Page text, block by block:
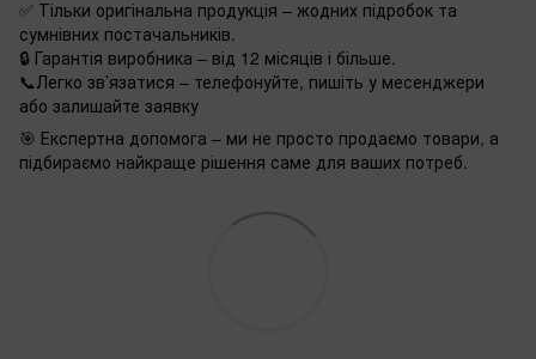
✅ Тільки оригінальна продукція – жодних підробок та
сумнівних постачальників.
🔒 Гарантія виробника – від 12 місяців і більше.
📞Легко зв’язатися – телефонуйте, пишіть у месенджери
або залишайте заявку
🎯 Експертна допомога – ми не просто продаємо товари, а
підбираємо найкраще рішення саме для ваших потреб.